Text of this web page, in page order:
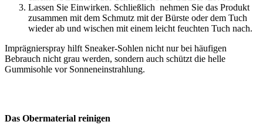
Lassen Sie Einwirken. Schließlich nehmen Sie das Produkt
zusammen mit dem Schmutz mit der Bürste oder dem Tuch
wieder ab und wischen mit einem leicht feuchten Tuch nach.
Imprägnierspray hilft Sneaker-Sohlen nicht nur bei häufigen
Bebrauch nicht grau werden, sondern auch schützt die helle
Gummisohle vor Sonneneinstrahlung.
Das Obermaterial reinigen